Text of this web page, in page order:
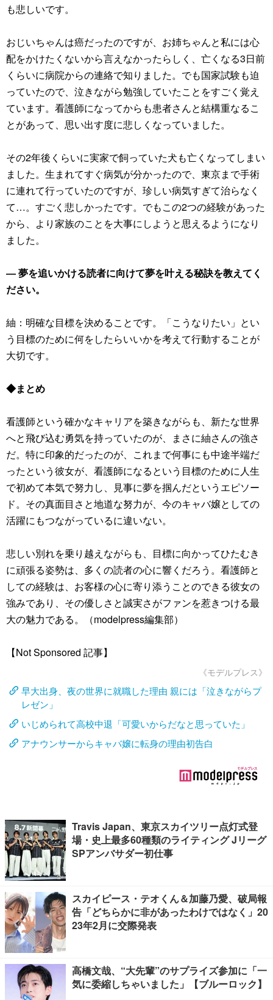
も悲しいです。
おじいちゃんは癌だったのですが、お姉ちゃんと私には心
配をかけたくないから言えなかったらしく、亡くなる3日前
くらいに病院からの連絡で知りました。でも国家試験も迫
っていたので、泣きながら勉強していたことをすごく覚え
ています。看護師になってからも患者さんと結構重なるこ
とがあって、思い出す度に悲しくなっていました。
その2年後くらいに実家で飼っていた犬も亡くなってしまい
ました。生まれてすぐ病気が分かったので、東京まで手術
に連れて行っていたのですが、珍しい病気すぎて治らなく
て…。すごく悲しかったです。でもこの2つの経験があった
から、より家族のことを大事にしようと思えるようになり
ました。
― 夢を追いかける読者に向けて夢を叶える秘訣を教えてく
ださい。
紬：明確な目標を決めることです。「こうなりたい」とい
う目標のために何をしたらいいかを考えて行動することが
大切です。
◆まとめ
看護師という確かなキャリアを築きながらも、新たな世界
へと飛び込む勇気を持っていたのが、まさに紬さんの強さ
だ。特に印象的だったのが、これまで何事にも中途半端だ
ったという彼女が、看護師になるという目標のために人生
で初めて本気で努力し、見事に夢を掴んだというエピソー
ド。その真面目さと地道な努力が、今のキャバ嬢としての
活躍にもつながっているに違いない。
悲しい別れを乗り越えながらも、目標に向かってひたむき
に頑張る姿勢は、多くの読者の心に響くだろう。看護師と
しての経験は、お客様の心に寄り添うことのできる彼女の
強みであり、その優しさと誠実さがファンを惹きつける最
大の魅力である。（modelpress編集部）
【Not Sponsored 記事】
《モデルプレス》
早大出身、夜の世界に就職した理由 親には「泣きながらプ
レゼン」
いじめられて高校中退「可愛いからだなと思っていた」
アナウンサーからキャバ嬢に転身の理由初告白
Travis Japan、東京スカイツリー点灯式登
場・史上最多60種類のライティング Jリーグ
SPアンバサダー初仕事
スカイピース・テオくん＆加藤乃愛、破局報
告「どちらかに非があったわけではなく」20
23年2月に交際発表
高橋文哉、“大先輩”のサプライズ参加に「一
気に委縮しちゃいました」【ブルーロック】